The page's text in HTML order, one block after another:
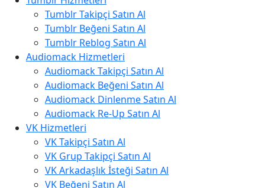
Tumblr Takipçi Satın Al
Tumblr Beğeni Satın Al
Tumblr Reblog Satın Al
Audiomack Hizmetleri
Audiomack Takipçi Satın Al
Audiomack Beğeni Satın Al
Audiomack Dinlenme Satın Al
Audiomack Re-Up Satın Al
VK Hizmetleri
VK Takipçi Satın Al
VK Grup Takipçi Satın Al
VK Arkadaşlık İsteği Satın Al
VK Beğeni Satın Al